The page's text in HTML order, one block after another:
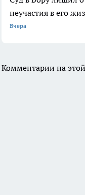
неучастия в его
Вчера
Комментарии на